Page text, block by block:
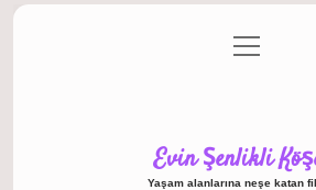
Gizlilik Politikası
menüyü
aç
Evin Şenlikli
Yaşam alanlarına neşe katan